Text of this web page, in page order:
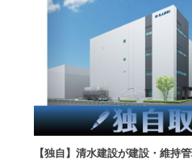
【独自】清水建設が建設・維持